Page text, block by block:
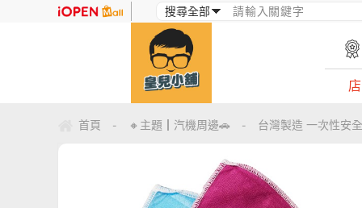
首頁 - 🔸主題┃汽機周邊🚗 - 台灣製造 一次性安